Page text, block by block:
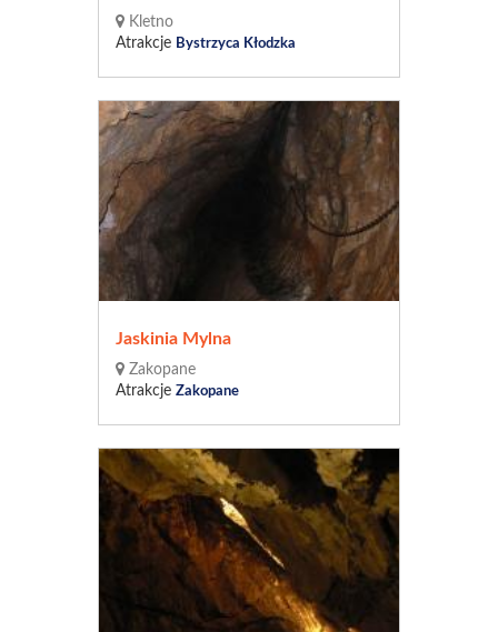
Kletno
Atrakcje Bystrzyca Kłodzka
Jaskinia Mylna
Zakopane
Atrakcje Zakopane